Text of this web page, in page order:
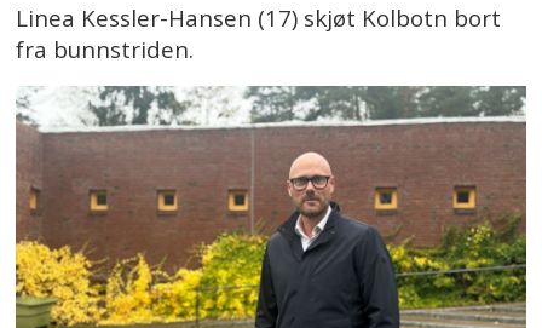
Linea Kessler-Hansen (17) skjøt Kolbotn bort
fra bunnstriden.